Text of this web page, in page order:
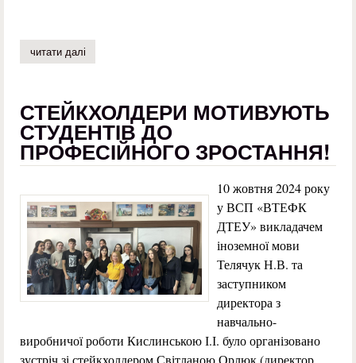
читати далі
СТЕЙКХОЛДЕРИ МОТИВУЮТЬ
СТУДЕНТІВ ДО
ПРОФЕСІЙНОГО ЗРОСТАННЯ!
10 жовтня 2024 року
у ВСП «ВТЕФК
ДТЕУ» викладачем
іноземної мови
Телячук Н.В. та
заступником
директора з
навчально-
виробничої роботи Кислинською І.І. було організовано
зустріч зі стейкхолдером Світланою Орлюк (директор